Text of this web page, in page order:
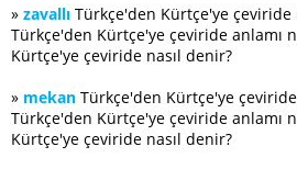
» zavallı Türkçe'den Kürtçe'ye çeviride
Türkçe'den Kürtçe'ye çeviride anlamı
Kürtçe'ye çeviride nasıl denir?
» mekan Türkçe'den Kürtçe'ye
Türkçe'den Kürtçe'ye çeviride anlamı
Kürtçe'ye çeviride nasıl denir?